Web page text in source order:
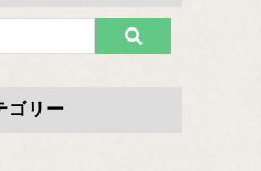
ゴリー